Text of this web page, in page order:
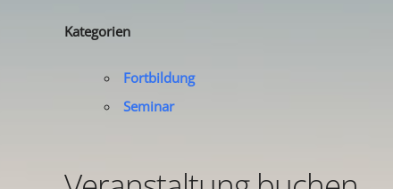
Kategorien
Fortbildung
Seminar